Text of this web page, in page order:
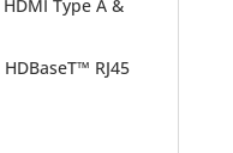
HDMI Type A &
HDBaseT™ RJ45